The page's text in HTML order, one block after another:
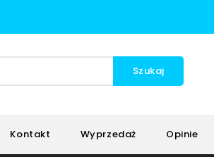
Szukaj
Kontakt Wyprzedaż Opinie